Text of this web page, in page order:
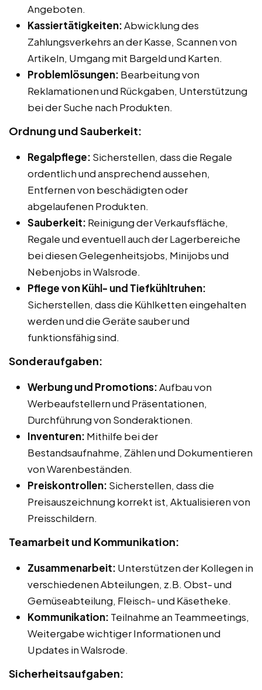
Angeboten.
Kassiertätigkeiten:Abwicklung des
Zahlungsverkehrs an der Kasse, Scannen von
Artikeln, Umgang mit Bargeld und Karten.
Problemlösungen: Bearbeitung von
Reklamationen und Rückgaben, Unterstützung
bei der Suche nach Produkten.
Ordnung und Sauberkeit:
Regalpflege: Sicherstellen, dass die Regale
ordentlich und ansprechend aussehen,
Entfernen von beschädigten oder
abgelaufenen Produkten.
Sauberkeit: Reinigung der Verkaufsfläche,
Regale und eventuell auch der Lagerbereiche
bei diesen Gelegenheitsjobs, Minijobs und
Nebenjobs in Walsrode.
Pflege von Kühl- und Tiefkühltruhen:
Sicherstellen, dass die Kühlketten eingehalten
werden und die Geräte sauber und
funktionsfähig sind.
Sonderaufgaben:
Werbung und Promotions:Aufbau von
Werbeaufstellern und Präsentationen,
Durchführung von Sonderaktionen.
Inventuren: Mithilfe bei der
Bestandsaufnahme, Zählen und Dokumentieren
von Warenbeständen.
Preiskontrollen: Sicherstellen, dass die
Preisauszeichnung korrekt ist, Aktualisieren von
Preisschildern.
Teamarbeit und Kommunikation:
Zusammenarbeit: Unterstützen der Kollegen in
verschiedenen Abteilungen, z.B. Obst- und
Gemüseabteilung, Fleisch- und Käsetheke.
Kommunikation: Teilnahme an Teammeetings,
Weitergabe wichtiger Informationen und
Updates in Walsrode.
Sicherheitsaufgaben: